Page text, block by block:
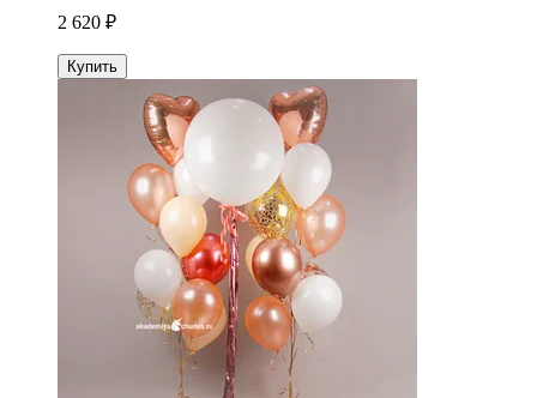
2 620 ₽
Купить